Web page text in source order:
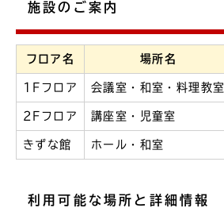
施設のご案内
フロア名 場所名
1Fフロア 会議室・和室・料理教室
2Fフロア 講座室・児童室
きずな館 ホール・和室
利用可能な場所と詳細情報